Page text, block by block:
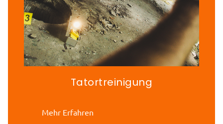
Tatortreinigung
Mehr Erfahren